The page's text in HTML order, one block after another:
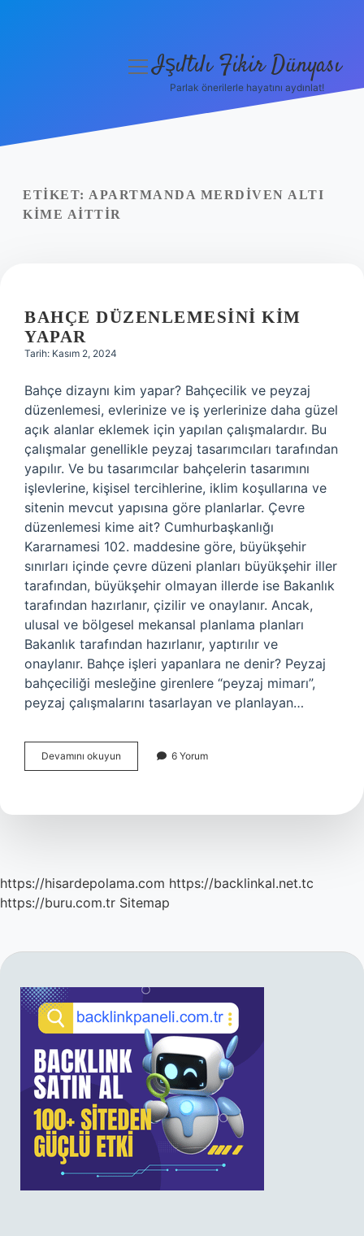
Yasal Uyarı
menüyüIşıltılı Fikir Dünyası
Parlak önerilerle hayatını aydınlat!
ETIKET: APARTMANDA MERDIVEN ALTI
KIME AITTIR
BAHÇE DÜZENLEMESINI KIM
YAPAR
Tarih: Kasım 2, 2024
Bahçe dizaynı kim yapar? Bahçecilik ve peyzaj
düzenlemesi, evlerinize ve iş yerlerinize daha güzel
açık alanlar eklemek için yapılan çalışmalardır. Bu
çalışmalar genellikle peyzaj tasarımcıları tarafından
yapılır. Ve bu tasarımcılar bahçelerin tasarımını
işlevlerine, kişisel tercihlerine, iklim koşullarına ve
sitenin mevcut yapısına göre planlarlar. Çevre
düzenlemesi kime ait? Cumhurbaşkanlığı
Kararnamesi 102. maddesine göre, büyükşehir
sınırları içinde çevre düzeni planları büyükşehir iller
tarafından, büyükşehir olmayan illerde ise Bakanlık
tarafından hazırlanır, çizilir ve onaylanır. Ancak,
ulusal ve bölgesel mekansal planlama planları
Bakanlık tarafından hazırlanır, yaptırılır ve
onaylanır. Bahçe işleri yapanlara ne denir? Peyzaj
bahçeciliği mesleğine girenlere “peyzaj mimarı”,
peyzaj çalışmalarını tasarlayan ve planlayan…
Devamını okuyun
Düzenlemesini
6 Yorum
https://hisardepolama.com https://backlinkal.net.tc
https://buru.com.tr Sitemap
SIDEBAR